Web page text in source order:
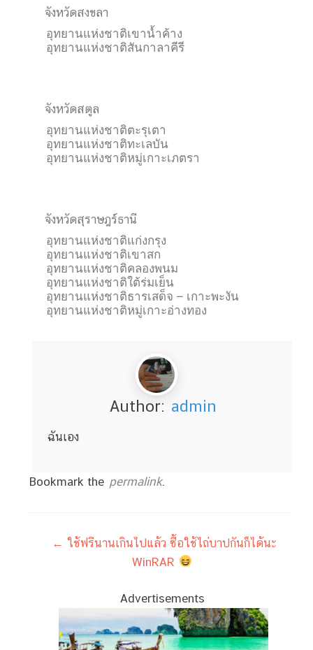
จังหวัดสงขลา
อุทยานแห่งชาติเขาน้ำค้าง
อุทยานแห่งชาติสันกาลาคีรี
จังหวัดสตูล
อุทยานแห่งชาติตะรุเตา
อุทยานแห่งชาติทะเลบัน
อุทยานแห่งชาติหมู่เกาะเภตรา
จังหวัดสุราษฎร์ธานี
อุทยานแห่งชาติแก่งกรุง
อุทยานแห่งชาติเขาสก
อุทยานแห่งชาติคลองพนม
อุทยานแห่งชาติใต้ร่มเย็น
อุทยานแห่งชาติธารเสด็จ – เกาะพะงัน
อุทยานแห่งชาติหมู่เกาะอ่างทอง
Author: admin
ฉันเอง
Bookmark the permalink.
← ใช้ฟรีนานเกินไปแล้ว ซื้อใช้ไถ่บาปกันก็ได้นะ
WinRAR
Advertisements